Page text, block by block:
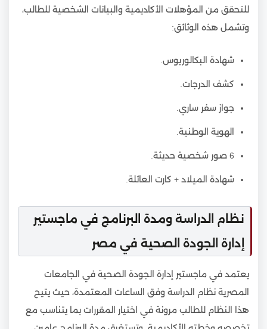
للتحقق من المؤهلات الأكاديمية والبيانات الشخصية للطالب،
وتشمل هذه الوثائق:
شهادة البكالوريوس.
كشف الدرجات.
جواز سفر ساري.
الهوية الوطنية.
6 صور شخصية حديثة.
شهادة الميلاد + كارت العائلة.
نظام الدراسة ومدة البرنامج في ماجستير
إدارة الجودة الصحية في مصر
يعتمد في ماجستير إدارة الجودة الصحية في الجامعات
المصرية نظام الدراسة وفق الساعات المعتمدة، حيث يتيح
هذا النظام للطالب مرونة في اختيار المقررات بما يتناسب مع